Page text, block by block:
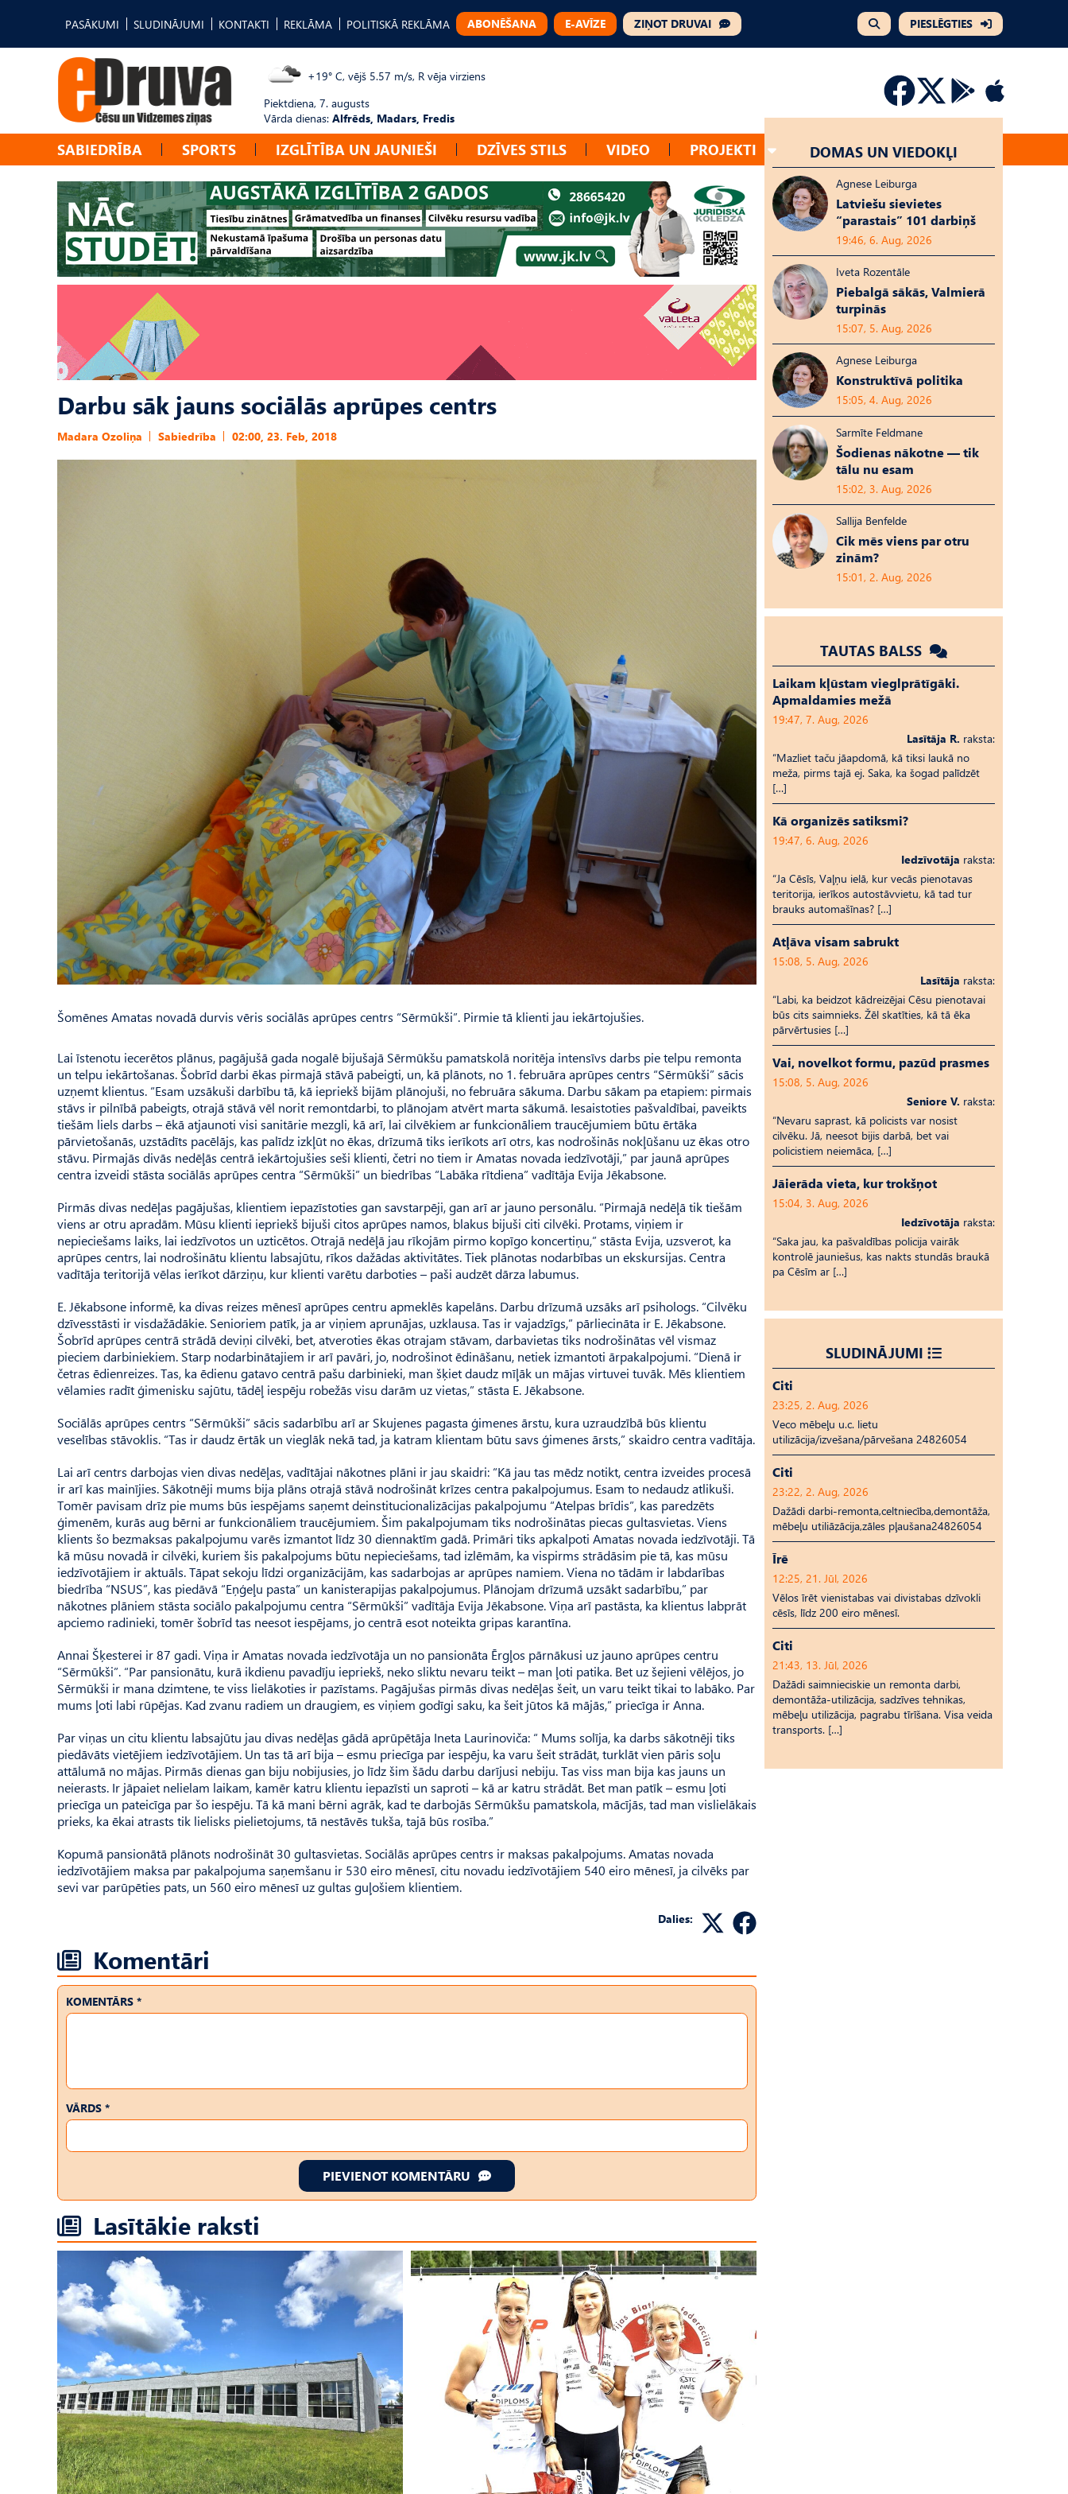
PASĀKUMI SLUDINĀJUMI KONTAKTI REKLĀMA POLITISKĀ REKLĀMA ABONĒŠANA E-AVĪZE ZIŅOT DRUVAI PIESLĒGTIES
+19° C, vējš 5.57 m/s, R vēja virziens
Piektdiena, 7. augusts
Vārda dienas: Alfrēds, Madars, Fredis
SABIEDRĪBA SPORTS IZGLĪTĪBA UN JAUNIEŠI DZĪVES STILS VIDEO PROJEKTI
Darbu sāk jauns sociālās aprūpes centrs
Madara Ozoliņa Sabiedrība 02:00, 23. Feb, 2018
Šomēnes Amatas novadā durvis vēris sociālās aprūpes centrs “Sērmūkši”. Pirmie tā klienti jau iekārtojušies.
Lai īstenotu iecerētos plānus, pagājušā gada nogalē bijušajā Sērmūkšu pamatskolā noritēja intensīvs darbs pie telpu remonta
un telpu iekārtošanas. Šobrīd darbi ēkas pirmajā stāvā pabeigti, un, kā plānots, no 1. februāra aprūpes centrs “Sērmūkši” sācis
uzņemt klientus. “Esam uzsākuši darbību tā, kā iepriekš bijām plānojuši, no februāra sākuma. Darbu sākam pa etapiem: pirmais
stāvs ir pilnībā pabeigts, otrajā stāvā vēl norit remontdarbi, to plānojam atvērt marta sākumā. Iesaistoties paš­valdībai, paveikts
tiešām liels darbs – ēkā atjaunoti visi sanitārie mezgli, kā arī, lai cilvēkiem ar funkcionāliem traucējumiem būtu ērtāka
pārvietošanās, uzstādīts pacēlājs, kas palīdz izkļūt no ēkas, drīzumā tiks ierīkots arī otrs, kas nodrošinās nokļūšanu uz ēkas otro
stāvu. Pirmajās divās nedēļās centrā iekārtojušies seši klienti, četri no tiem ir Amatas novada iedzīvotāji,” par jaunā aprūpes
centra izveidi stāsta sociālās aprūpes centra “Sērmūkši” un biedrības “Labāka rītdiena” vadītāja Evija Jēkabsone.
Pirmās divas nedēļas pagājušas, klientiem iepazīstoties gan savstarpēji, gan arī ar jauno personālu. “Pirmajā nedēļā tik tiešām
viens ar otru apradām. Mūsu klienti iepriekš bijuši citos aprūpes namos, blakus bijuši citi cilvēki. Protams, viņiem ir
nepieciešams laiks, lai iedzīvotos un uzticētos. Otrajā nedēļā jau rīkojām pirmo kopīgo koncertiņu,” stāsta Evija, uzsverot, ka
aprūpes centrs, lai nodrošinātu klientu labsajūtu, rīkos dažādas aktivitātes. Tiek plānotas nodarbības un ekskursijas. Centra
vadītāja teritorijā vēlas ierīkot dārziņu, kur klienti varētu darboties – paši audzēt dārza labumus.
E. Jēkabsone informē, ka divas reizes mēnesī aprūpes centru apmeklēs kapelāns. Darbu drīzumā uzsāks arī psihologs. “Cilvēku
dzīvesstāsti ir visdažādākie. Seni­o­riem patīk, ja ar viņiem aprunājas, uzklausa. Tas ir vajadzīgs,” pārliecināta ir E. Jēkabsone.
Šobrīd aprūpes centrā strādā deviņi cilvēki, bet, atveroties ēkas otrajam stāvam, darbavietas tiks nodrošinātas vēl vismaz
pieciem darbiniekiem. Starp nodarbinātajiem ir arī pavāri, jo, nodrošinot ēdināšanu, netiek izmantoti ārpakalpojumi. “Dienā ir
četras ēdienreizes. Tas, ka ēdienu gatavo centrā pašu darbinieki, man šķiet daudz mīļāk un mājas virtuvei tuvāk. Mēs klientiem
vēlamies radīt ģimenisku sajūtu, tādēļ iespēju robežās visu darām uz vietas,” stāsta E. Jēkabsone.
Sociālās aprūpes centrs “Sērmūkši” sācis sadarbību arī ar Skujenes pagasta ģimenes ārstu, kura uzraudzībā būs klientu
veselības stāvoklis. “Tas ir daudz ērtāk un vieglāk nekā tad, ja katram klientam būtu savs ģimenes ārsts,” skaidro centra vadītāja.
Lai arī centrs darbojas vien divas nedēļas, vadītājai nākotnes plāni ir jau skaidri: “Kā jau tas mēdz notikt, centra izveides procesā
ir arī kas mainījies. Sā­kotnēji mums bija plāns otrajā stāvā nodrošināt krīzes centra pakalpojumus. Esam to nedaudz atlikuši.
Tomēr pavisam drīz pie mums būs iespējams saņemt deinstitucionalizācijas pakalpojumu “Atelpas brīdis”, kas paredzēts
ģimenēm, kurās aug bērni ar funkcionāliem traucējumiem. Šim pakalpojumam tiks nodrošinātas piecas gultasvietas. Viens
klients šo bezmaksas pakalpojumu varēs izmantot līdz 30 diennaktīm gadā. Primāri tiks apkalpoti Amatas novada iedzīvotāji. Tā
kā mūsu novadā ir cilvēki, kuriem šis pakalpojums būtu nepieciešams, tad izlēmām, ka vispirms strādāsim pie tā, kas mūsu
iedzīvotājiem ir aktuāls. Tāpat sekoju līdzi organizācijām, kas sadarbojas ar aprūpes namiem. Viena no tādām ir labdarības
biedrība “NSUS”, kas piedāvā “Eņģeļu pasta” un kanisterapijas pakalpojumus. Plānojam drīzumā uzsākt sadarbību,” par
nākotnes plāniem stāsta sociālo pakalpojumu centra “Sērmūkši” vadītāja Evija Jēkabsone. Viņa arī pastāsta, ka klientus labprāt
apciemo radinieki, tomēr šobrīd tas neesot iespējams, jo centrā esot noteikta gripas karantīna.
Annai Šķesterei ir 87 gadi. Viņa ir Amatas novada iedzīvotāja un no pansionāta Ērgļos pārnākusi uz jauno aprūpes centru
“Sērmūkši”. “Par pansionātu, kurā ikdienu pavadīju iepriekš, neko sliktu nevaru teikt – man ļoti patika. Bet uz šejieni vēlējos, jo
Sērmūkši ir mana dzimtene, te viss lielākoties ir pazīstams. Pagājušas pirmās divas nedēļas šeit, un varu teikt tikai to labāko. Par
mums ļoti labi rūpējas. Kad zvanu radiem un draugiem, es viņiem godīgi saku, ka šeit jūtos kā mājās,” priecīga ir Anna.
Par viņas un citu klientu labsajūtu jau divas nedēļas gādā aprūpētāja Ineta Laurinoviča: “ Mums solīja, ka darbs sākotnēji tiks
piedāvāts vietējiem iedzīvotājiem. Un tas tā arī bija – esmu priecīga par iespēju, ka varu šeit strādāt, turklāt vien pāris soļu
attālumā no mājas. Pirmās dienas gan biju nobijusies, jo līdz šim šādu darbu darījusi nebiju. Tas viss man bija kas jauns un
neierasts. Ir jāpaiet nelielam laikam, kamēr katru klientu iepazīsti un saproti – kā ar katru strādāt. Bet man patīk – esmu ļoti
priecīga un pateicīga par šo iespēju. Tā kā mani bērni agrāk, kad te darbojās Sērmūkšu pamatskola, mācījās, tad man vislielākais
prieks, ka ēkai atrasts tik lielisks pielietojums, tā nestāvēs tukša, tajā būs rosība.”
Kopumā pansionātā plānots nodrošināt 30 gultasvietas. Sociālās aprūpes centrs ir maksas pakalpojums. Amatas novada
iedzīvotājiem maksa par pakalpojuma saņemšanu ir 530 eiro mēnesī, citu novadu iedzīvotājiem 540 eiro mēnesī, ja cilvēks par
sevi var parūpēties pats, un 560 eiro mēnesī uz gultas guļošiem klientiem.
Dalies:
Komentāri
KOMENTĀRS *
VĀRDS *
PIEVIENOT KOMENTĀRU
Lasītākie raksti
DOMAS UN VIEDOKĻI
Agnese Leiburga
Latviešu sievietes
“parastais” 101 darbiņš
19:46, 6. Aug, 2026
Iveta Rozentāle
Piebalgā sākās, Valmierā
turpinās
15:07, 5. Aug, 2026
Agnese Leiburga
Konstruktīvā politika
15:05, 4. Aug, 2026
Sarmīte Feldmane
Šodienas nākotne — tik
tālu nu esam
15:02, 3. Aug, 2026
Sallija Benfelde
Cik mēs viens par otru
zinām?
15:01, 2. Aug, 2026
TAUTAS BALSS
Laikam kļūstam vieglprātīgāki.
Apmaldamies mežā
19:47, 7. Aug, 2026
Lasītāja R. raksta:
“Mazliet taču jāapdomā, kā tiksi laukā no
meža, pirms tajā ej. Saka, ka šogad palīdzēt
[…]
Kā organizēs satiksmi?
19:47, 6. Aug, 2026
Iedzīvotāja raksta:
“Ja Cēsīs, Vaļņu ielā, kur vecās pienotavas
teritorija, ierīkos autostāvvietu, kā tad tur
brauks automašīnas? […]
Atļāva visam sabrukt
15:08, 5. Aug, 2026
Lasītāja raksta:
“Labi, ka beidzot kādreizējai Cēsu pienotavai
būs cits saimnieks. Žēl skatīties, kā tā ēka
pārvērtusies […]
Vai, novelkot formu, pazūd prasmes
15:08, 5. Aug, 2026
Seniore V. raksta:
“Nevaru saprast, kā policists var nosist
cilvēku. Jā, neesot bijis darbā, bet vai
policistiem neiemāca, […]
Jāierāda vieta, kur trokšņot
15:04, 3. Aug, 2026
Iedzīvotāja raksta:
“Saka jau, ka pašvaldības policija vairāk
kontrolē jauniešus, kas nakts stundās braukā
pa Cēsīm ar […]
SLUDINĀJUMI
Citi
23:25, 2. Aug, 2026
Veco mēbeļu u.c. lietu
utilizācija/izvešana/pārvešana 24826054
Citi
23:22, 2. Aug, 2026
Dažādi darbi-remonta,celtniecība,demontāža,
mēbeļu utiliāzācija,zāles pļaušana24826054
Īrē
12:25, 21. Jūl, 2026
Vēlos īrēt vienistabas vai divistabas dzīvokli
cēsīs, līdz 200 eiro mēnesī.
Citi
21:43, 13. Jūl, 2026
Dažādi saimnieciskie un remonta darbi,
demontāža-utilizācija, sadzīves tehnikas,
mēbeļu utilizācija, pagrabu tīrīšana. Visa veida
transports. […]